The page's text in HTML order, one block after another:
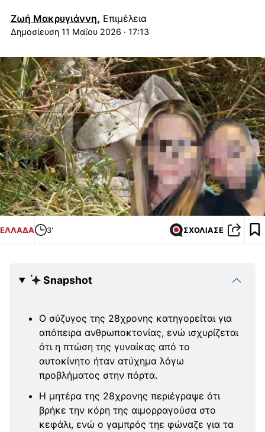
Ζωή Μακρυγιάννη, Επιμέλεια
11 Μαΐου 2026 · 17:13
ΕΛΛΑΔΑ 3' ΣΧΟΛΙΑΣΕ
Snapshot
Ο σύζυγος της 28χρονης κατηγορείται για
απόπειρα ανθρωποκτονίας, ενώ ισχυρίζεται
ότι η πτώση της γυναίκας από το
αυτοκίνητο ήταν ατύχημα λόγω
προβλήματος στην πόρτα.
Η μητέρα της 28χρονης περιέγραψε ότι
βρήκε την κόρη της αιμορραγούσα στο
κεφάλι, ενώ ο γαμπρός τηε φώναζε για τα